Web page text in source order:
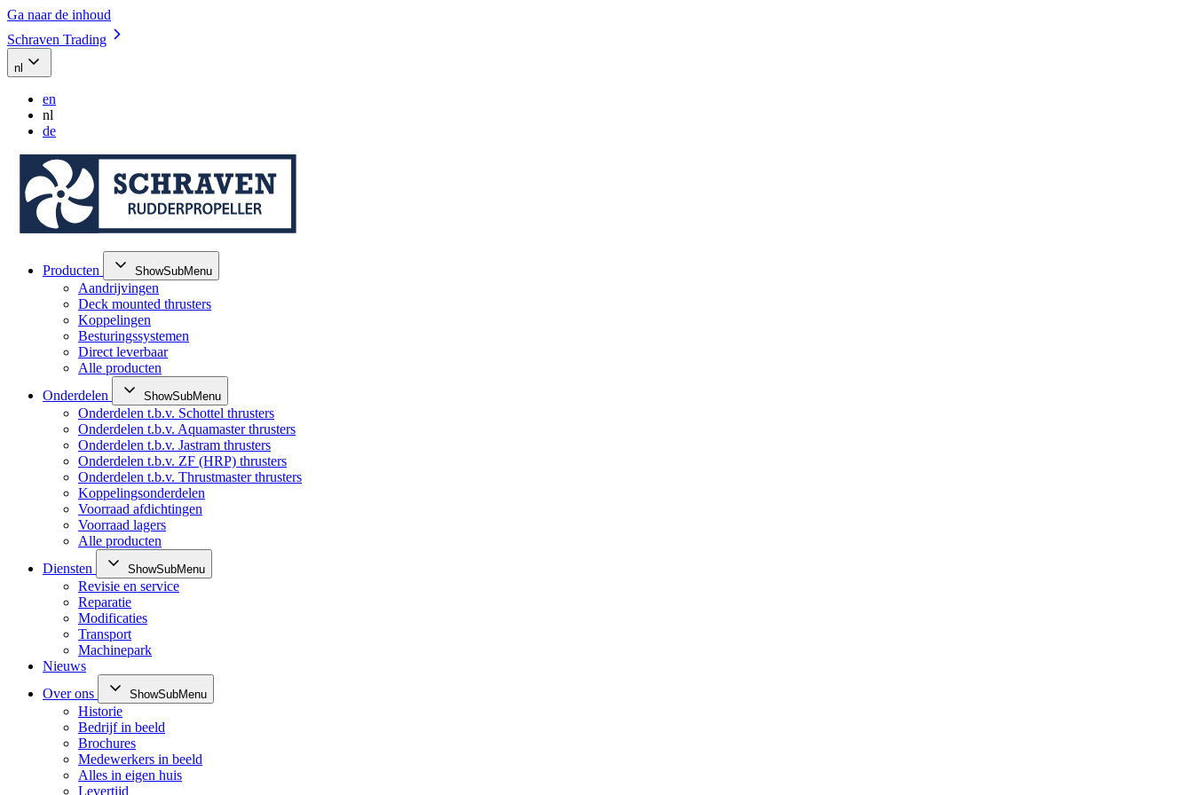
Ga naar de inhoud
Schraven Trading
nl
en
nl
de
Producten ShowSubMenu
Aandrijvingen
Deck mounted thrusters
Koppelingen
Besturingssystemen
Direct leverbaar
Alle producten
Onderdelen
ShowSubMenu
Onderdelen t.b.v. Schottel thrusters
Onderdelen t.b.v. Aquamaster thrusters
Onderdelen t.b.v. Jastram thrusters
Onderdelen t.b.v. ZF (HRP) thrusters
Onderdelen t.b.v. Thrustmaster thrusters
Koppelingsonderdelen
Voorraad afdichtingen
Voorraad lagers
Alle producten
Diensten
ShowSubMenu
Revisie en service
Reparatie
Modificaties
Transport
Machinepark
Nieuws
Over ons
ShowSubMenu
Historie
Bedrijf in beeld
Brochures
Medewerkers in beeld
Alles in eigen huis
Levertijd